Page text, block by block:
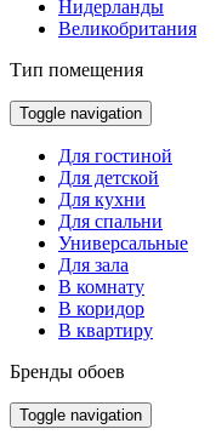
Нидерланды
Великобритания
Тип помещения
Toggle navigation
Для гостиной
Для детской
Для кухни
Для спальни
Универсальные
Для зала
В комнату
В коридор
В квартиру
Бренды обоев
Toggle navigation